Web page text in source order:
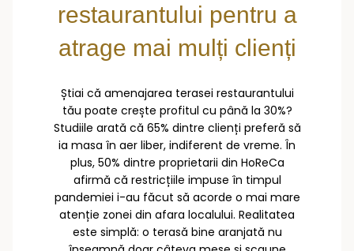
restaurantului pentru a
atrage mai mulți clienți
Știai că amenajarea terasei restaurantului
tău poate crește profitul cu până la 30%?
Studiile arată că 65% dintre clienți preferă să
ia masa în aer liber, indiferent de vreme. În
plus, 50% dintre proprietarii din HoReCa
afirmă că restricțiile impuse în timpul
pandemiei i-au făcut să acorde o mai mare
atenție zonei din afara localului. Realitatea
este simplă: o terasă bine aranjată nu